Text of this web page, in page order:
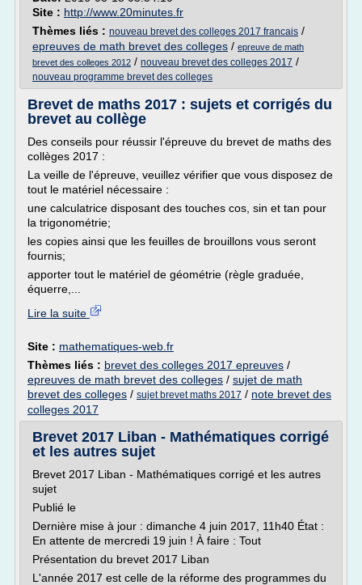
Site : http://www.20minutes.fr
Thèmes liés : nouveau brevet des colleges 2017 francais /
epreuves de math brevet des colleges / epreuve de math
brevet des colleges 2012 / nouveau brevet des colleges 2017 /
nouveau programme brevet des colleges
Brevet de maths 2017 : sujets et corrigés du
brevet au collège
Des conseils pour réussir l'épreuve du brevet de maths des
collèges 2017 :
La veille de l'épreuve, veuillez vérifier que vous disposez de
tout le matériel nécessaire :
une calculatrice disposant des touches cos, sin et tan pour
la trigonométrie;
les copies ainsi que les feuilles de brouillons vous seront
fournis;
apporter tout le matériel de géométrie (règle graduée,
équerre,...
Lire la suite
Site : mathematiques-web.fr
Thèmes liés : brevet des colleges 2017 epreuves /
epreuves de math brevet des colleges / sujet de math
brevet des colleges / sujet brevet maths 2017 / note brevet des
colleges 2017
Brevet 2017 Liban - Mathématiques corrigé
et les autres sujet
Brevet 2017 Liban - Mathématiques corrigé et les autres
sujet
Publié le
Dernière mise à jour : dimanche 4 juin 2017, 11h40 État :
En attente de mercredi 19 juin ! À faire : Tout
Présentation du brevet 2017 Liban
L'année 2017 est celle de la réforme des programmes du